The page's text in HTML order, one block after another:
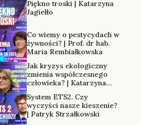
Piękno troski | Katarzyna
Jagiełło
Co wiemy o pestycydach w
żywności? | Prof. dr hab.
Maria Rembiałkowska
Jak kryzys ekologiczny
zmienia współczesnego
człowieka? | Katarzyna
System ETS2. Czy
wyczyści nasze kieszenie?
| Patryk Strzałkowski